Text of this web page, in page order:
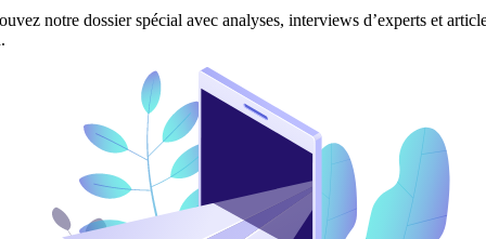
notre dossier spécial avec analyses, interviews d’experts et